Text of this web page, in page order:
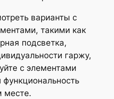
варианты с
такими как
подсветка,
гаржу,
с элементами
функциональность
месте.